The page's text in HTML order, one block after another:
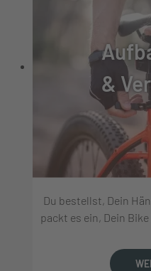
&
Du bestellst, Dein
packt es ein, Dein